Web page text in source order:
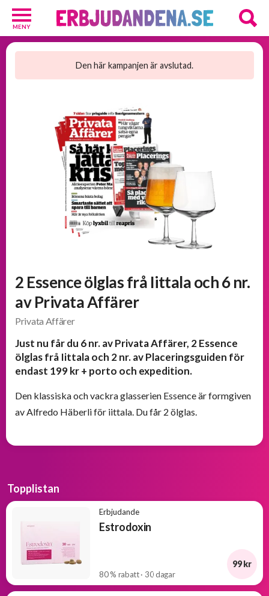
MENY
Den här kampanjen är avslutad.
2 Essence ölglas frå Iittala och 6 nr.
av Privata Affärer
Privata Affärer
Just nu får du 6 nr. av Privata Affärer, 2 Essence
ölglas frå Iittala och 2 nr. av Placeringsguiden för
endast 199 kr + porto och expedition.
Den klassiska och vackra glasserien Essence är formgiven
av Alfredo Häberli för iittala. Du får 2 ölglas.
Topplistan
Erbjudande
Estrodoxin
80 % rabatt · 30 dagar
99 kr
Barn
Skönhet
Kosttillskott
Underkläder
välkomsterbjudanden
Erbjudanden
BOKKLUBBAR